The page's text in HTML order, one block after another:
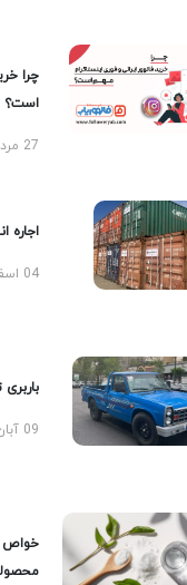
چرا
است؟
27 مرداد 1404
اجاره
04 اسفند 1404
باربری
09 آبان 1403
خواص و